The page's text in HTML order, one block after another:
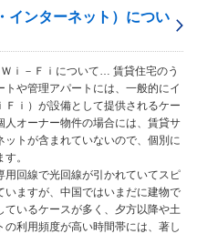
インターネット）につい
ｉ－Ｆｉについて… 賃貸住宅のう
トや管理アパートには、一般的にイ
Ｆｉ）が設備として提供されるケー
人オーナー物件の場合には、賃貸サ
ットが含まれていないので、個別に
。
用回線で光回線が引かれていてスピ
いますが、中国ではいまだに建物で
ているケースが多く、夕方以降や土
の利用頻度が高い時間帯には、著し